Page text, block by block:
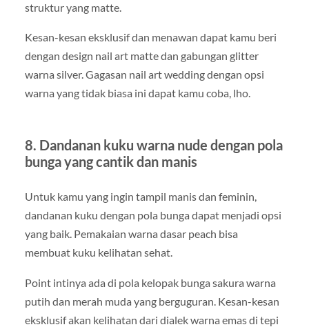
struktur yang matte.
Kesan-kesan eksklusif dan menawan dapat kamu beri
dengan design nail art matte dan gabungan glitter
warna silver. Gagasan nail art wedding dengan opsi
warna yang tidak biasa ini dapat kamu coba, lho.
8. Dandanan kuku warna nude dengan pola
bunga yang cantik dan manis
Untuk kamu yang ingin tampil manis dan feminin,
dandanan kuku dengan pola bunga dapat menjadi opsi
yang baik. Pemakaian warna dasar peach bisa
membuat kuku kelihatan sehat.
Point intinya ada di pola kelopak bunga sakura warna
putih dan merah muda yang berguguran. Kesan-kesan
eksklusif akan kelihatan dari dialek warna emas di tepi